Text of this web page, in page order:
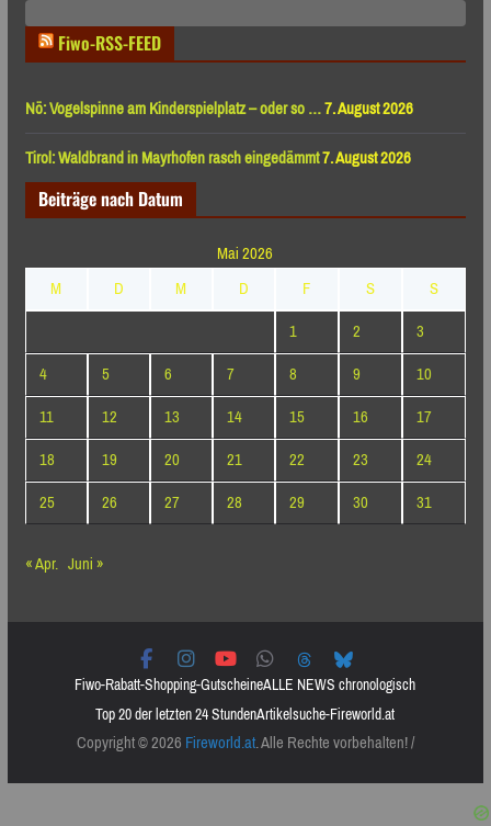
Fiwo-RSS-FEED
Nö: Vogelspinne am Kinderspielplatz – oder so …7. August 2026
Tirol: Waldbrand in Mayrhofen rasch eingedämmt7. August 2026
Beiträge nach Datum
Mai 2026
M
D M D F S
S
1
2
3
4
5 6 7 8 9
10
11
12 13 14 15 16
17
18
19 20 21 22 23
24
25
26 27 28 29 30
31
« Apr. Juni »
Fiwo-Rabatt-Shopping-GutscheineALLE NEWS chronologisch
Top 20 der letzten 24 StundenArtikelsuche-Fireworld.at
Copyright © 2026Fireworld.at. Alle Rechte vorbehalten! /